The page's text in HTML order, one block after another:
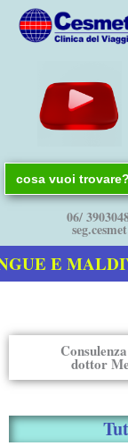
Search
for:
06/
E
dottor